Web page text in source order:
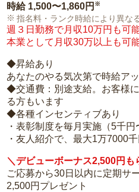
時給 1,500〜1,860円 ※
指名料・ランク時給により異な
週３日勤務で月収10万円も可
本業として月収30万以上も可
◆昇給あり
あなたのやる気次第で時給アッ
◆交通費：別途支給。お客様
る方もいます
◆各種インセンティブあり
・表彰制度を毎月実施（5千円
・友人紹介で、最大1万7000
＼デビューボーナス2,500円も
ご応募から30日以内に定期サ
2,500円プレゼント